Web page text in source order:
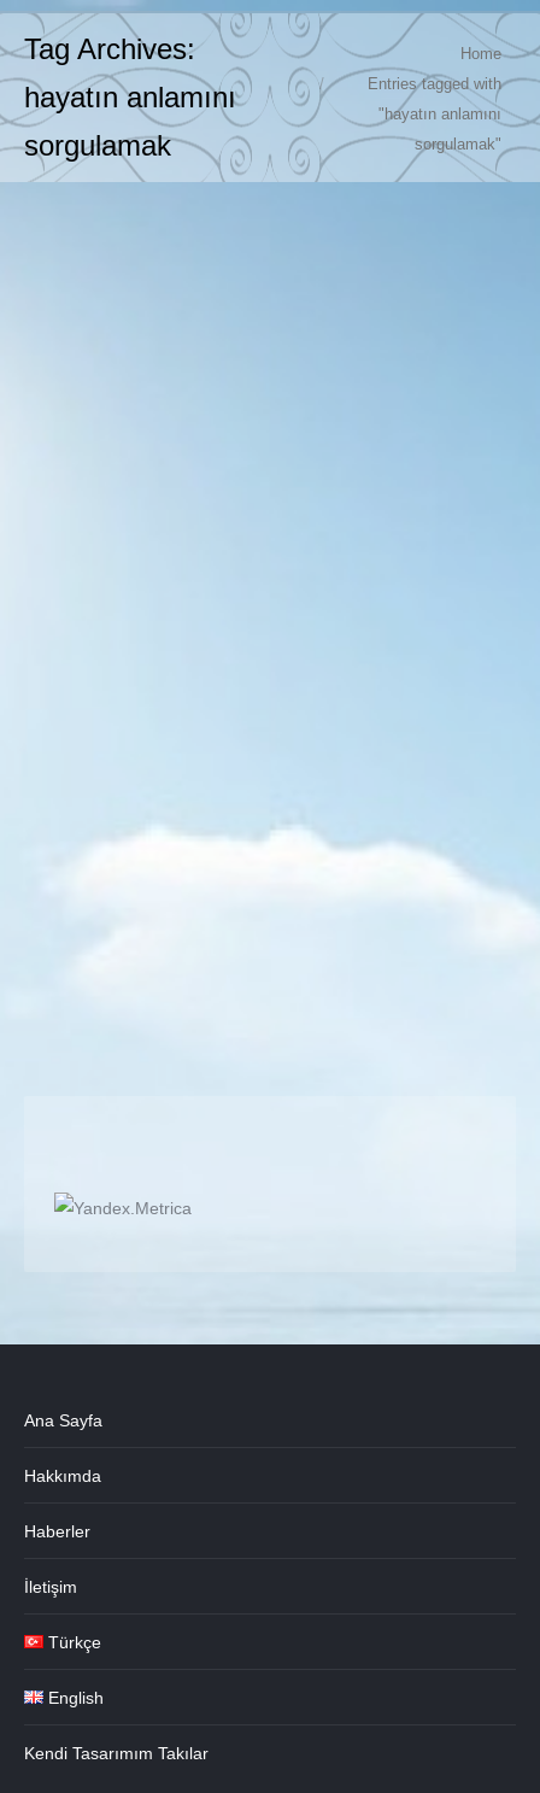
Tag Archives:
hayatın anlamını
sorgulamak
You are here:
Home
Entries tagged with
"hayatın anlamını
sorgulamak"
sorgulayışlar, düşünmeden horlayışlar, zoraki ezilişler,
Ana Sayfa
Hakkımda
Haberler
İletişim
Türkçe
English
Kendi Tasarımım Takılar